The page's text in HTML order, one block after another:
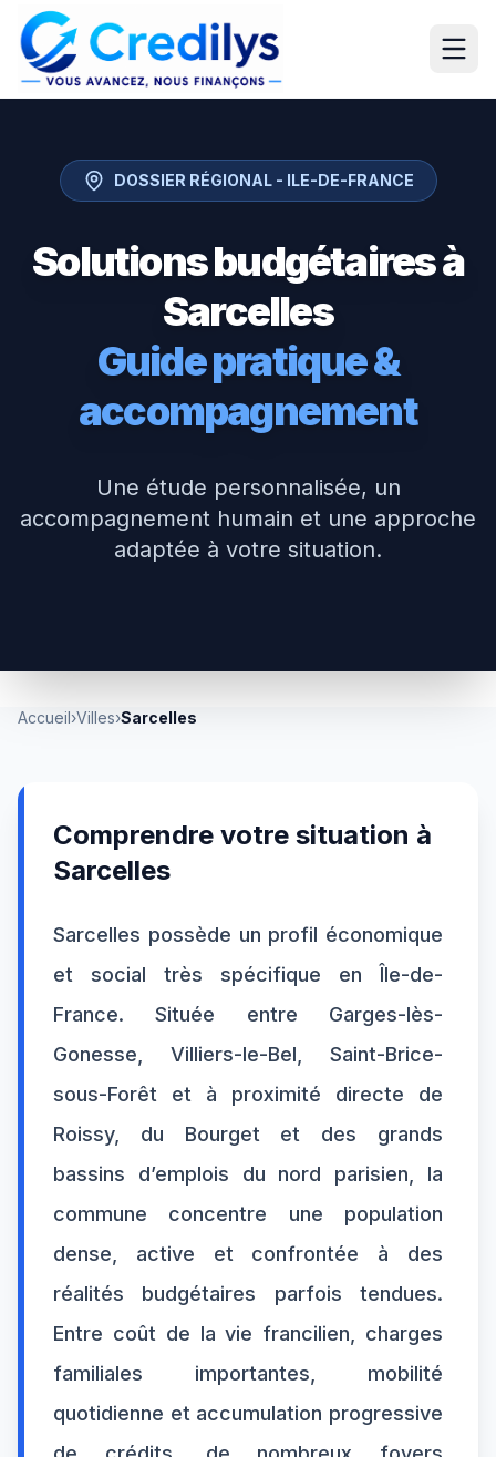
DOSSIER RÉGIONAL - ILE-DE-FRANCE
Solutions budgétaires à
Sarcelles
Guide pratique &
accompagnement
Une étude personnalisée, un
accompagnement humain et une approche
adaptée à votre situation.
Accueil›Villes›Sarcelles
Comprendre votre situation à
Sarcelles
Sarcelles possède un profil économique
et social très spécifique en Île-de-
France. Située entre Garges-lès-
Gonesse, Villiers-le-Bel, Saint-Brice-
sous-Forêt et à proximité directe de
Roissy, du Bourget et des grands
bassins d’emplois du nord parisien, la
commune concentre une population
dense, active et confrontée à des
réalités budgétaires parfois tendues.
Entre coût de la vie francilien, charges
familiales importantes, mobilité
quotidienne et accumulation progressive